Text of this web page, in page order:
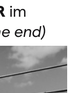
im
end)